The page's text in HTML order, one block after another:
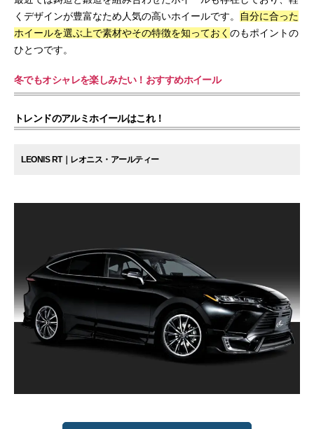
くデザインが豊富なため人気の高いホイールです。
自分に合った
ホイールを選ぶ上で素材やその特徴を知っておく のもポイントの
ひとつです。
冬でもオシャレを楽しみたい！おすすめホイール
トレンドのアルミホイールはこれ！
LEONIS RT｜レオニス・アールティー